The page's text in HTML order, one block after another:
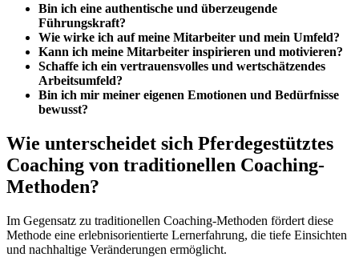
Bin ich eine authentische und überzeugende
Führungskraft?
Wie wirke ich auf meine Mitarbeiter und mein Umfeld?
Kann ich meine Mitarbeiter inspirieren und motivieren?
Schaffe ich ein vertrauensvolles und wertschätzendes
Arbeitsumfeld?
Bin ich mir meiner eigenen Emotionen und Bedürfnisse
bewusst?
Wie unterscheidet sich Pferdegestütztes
Coaching von traditionellen Coaching-
Methoden?
Im Gegensatz zu traditionellen Coaching-Methoden fördert diese
Methode eine erlebnisorientierte Lernerfahrung, die tiefe Einsichten
und nachhaltige Veränderungen ermöglicht.